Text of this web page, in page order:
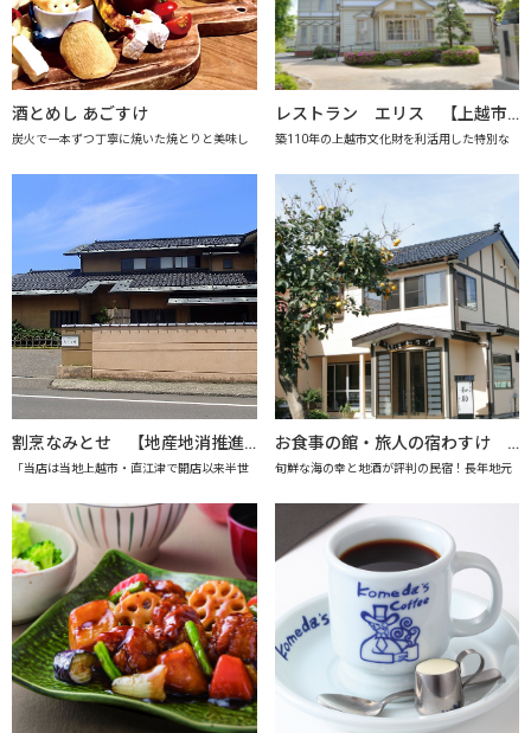
酒とめし あごすけ
炭火で一本ずつ丁寧に焼いた焼とりと美味し
レストラン エリス 【上越市地産地消推進の店認定店】
築110年の上越市文化財を利活用した特別な
割烹なみとせ 【地産地消推進の店「プレミアム認定店」】
「当店は当地上越市・直江津で開店以来半世
お食事の館・旅人の宿わすけ 【上越市地産地消推進の店認定店】
旬鮮な海の幸と地酒が評判の民宿！長年地元